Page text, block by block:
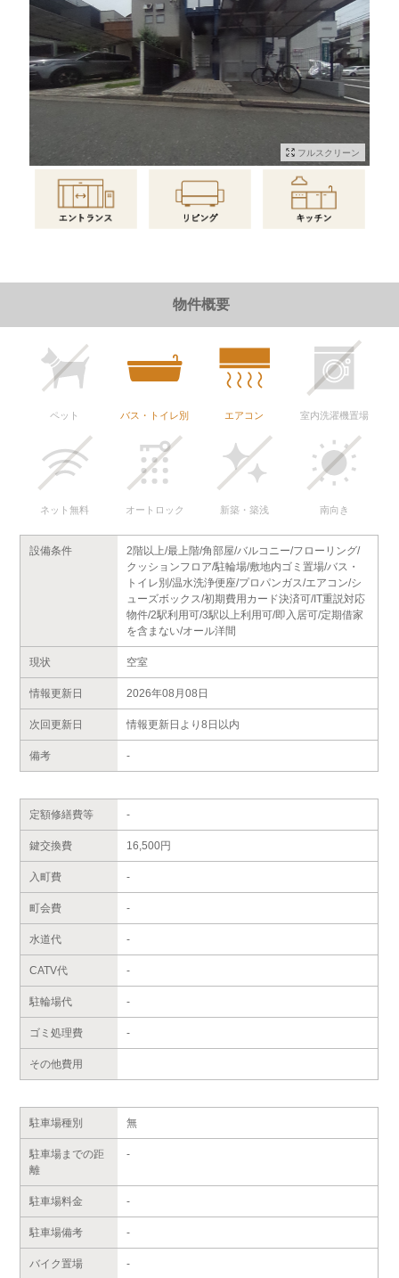
物件情報に戻る
フルスクリーン
物件概要
ペット バス・トイレ別 エアコン 室内洗濯機置場
ネット無料 オートロック 新築・築浅 南向き
設備条件
2階以上/最上階/角部屋/バルコニー/フローリング/
クッションフロア/駐輪場/敷地内ゴミ置場/バス・
トイレ別/温水洗浄便座/プロパンガス/エアコン/シ
ューズボックス/初期費用カード決済可/IT重説対応
物件/2駅利用可/3駅以上利用可/即入居可/定期借家
を含まない/オール洋間
現状 空室
情報更新日 2026年08月08日
次回更新日 情報更新日より8日以内
備考 -
定額修繕費等 -
鍵交換費 16,500円
入町費 -
町会費 -
水道代 -
CATV代 -
駐輪場代 -
ゴミ処理費 -
その他費用
駐車場種別 無
駐車場までの距
離
-
駐車場料金 -
駐車場備考 -
バイク置場 -